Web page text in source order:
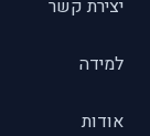
יצירת קשר
למידה
אודות